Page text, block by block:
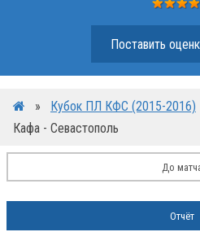
Поставить
» Кубок ПЛ КФС (2015-2016)
Кафа - Севастополь
До
Отчёт